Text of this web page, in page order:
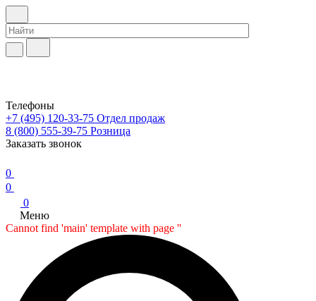
Телефоны
+7 (495) 120-33-75 Отдел продаж
8 (800) 555-39-75 Розница
Заказать звонок
0
0
0
Меню
Cannot find 'main' template with page ''